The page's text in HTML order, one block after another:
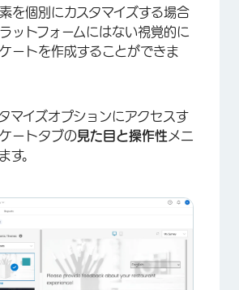
を個別にカスタマイズする場合
ットフォームにはない視覚的に
ートを作成することができま
マイズオプションにアクセスす
ートタブの見た目と操作性 メニ
す。